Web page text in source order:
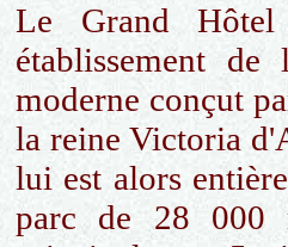
Le Grand
établissement
moderne conçut
la reine Victoria
lui est alors
parc de 28 000